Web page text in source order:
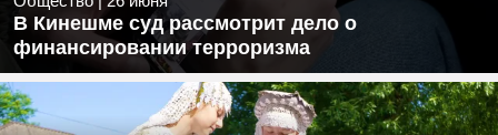
В Кинешме суд рассмотрит дело о
финансировании терроризма